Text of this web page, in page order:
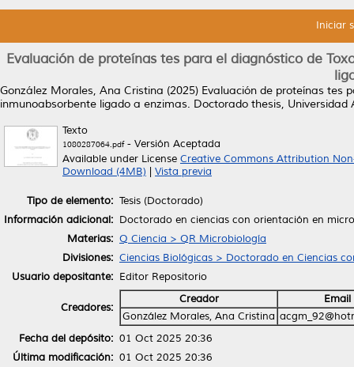
Iniciar
Evaluación de proteínas tes para el diagnóstico de
González Morales, Ana Cristina (2025) Evaluación de proteínas tes
inmunoabsorbente ligado a enzimas. Doctorado thesis, Universidad
Texto
1080287064.pdf- Versión Aceptada
Available under License Creative Commons Attribution
Download (4MB)
Vista previa
Tipo de elemento: Tesis (Doctorado)
Información adicional: Doctorado en ciencias con orientación en
Materias: Q Ciencia > QR Microbiología
Divisiones: Ciencias Biológicas > Doctorado en Ciencias
Usuario depositante: Editor Repositorio
Creadores:
Creador
Email
González Morales, Ana Cristina
Fecha del depósito: 01 Oct 2025 20:36
Última modificación: 01 Oct 2025 20:36